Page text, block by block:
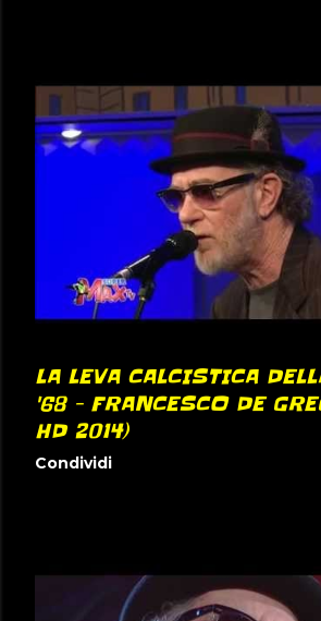
LA LEVA CALCISTICA
'68 - FRANCESCO DE
HD 2014)
Condividi